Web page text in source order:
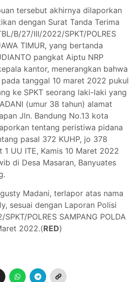
tersebut akhirnya dilaporkan
dengan Surat Tanda Terima
B/27/III/2022/SPKT/POLRES
TIMUR, yang bertanda
pangkat Aiptu NRP
kantor, menerangkan bahwa
tanggal 10 maret 2022 pukul
ke SPKT seorang laki-laki yang
(umur 38 tahun) alamat
Jln. Bandung No.13 kota
tentang peristiwa pidana
pasal 372 KUHP, jo 378
1 UU ITE, Kamis 10 Maret 2022
di Desa Masaran, Banyuates
Madani, terlapor atas nama
sesuai dengan Laporan Polisi
POLRES SAMPANG POLDA
2022.(RED)